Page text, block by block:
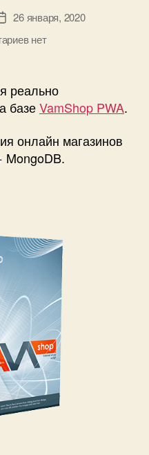
Дата26 января, 2020
к
быстрое
и
оформление
заказа
нет
реально
базеVamShop PWA.
онлайн магазинов
MongoDB.